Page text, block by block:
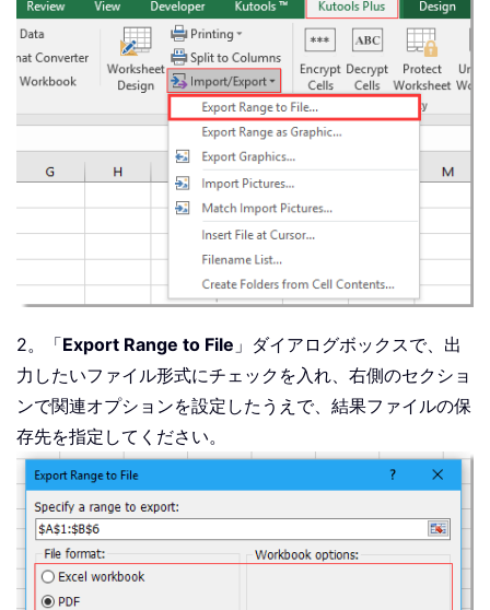
2。「Export Range to File 」ダイアログボックスで、出
力したいファイル形式にチェックを入れ、右側のセクショ
ンで関連オプションを設定したうえで、結果ファイルの保
存先を指定してください。